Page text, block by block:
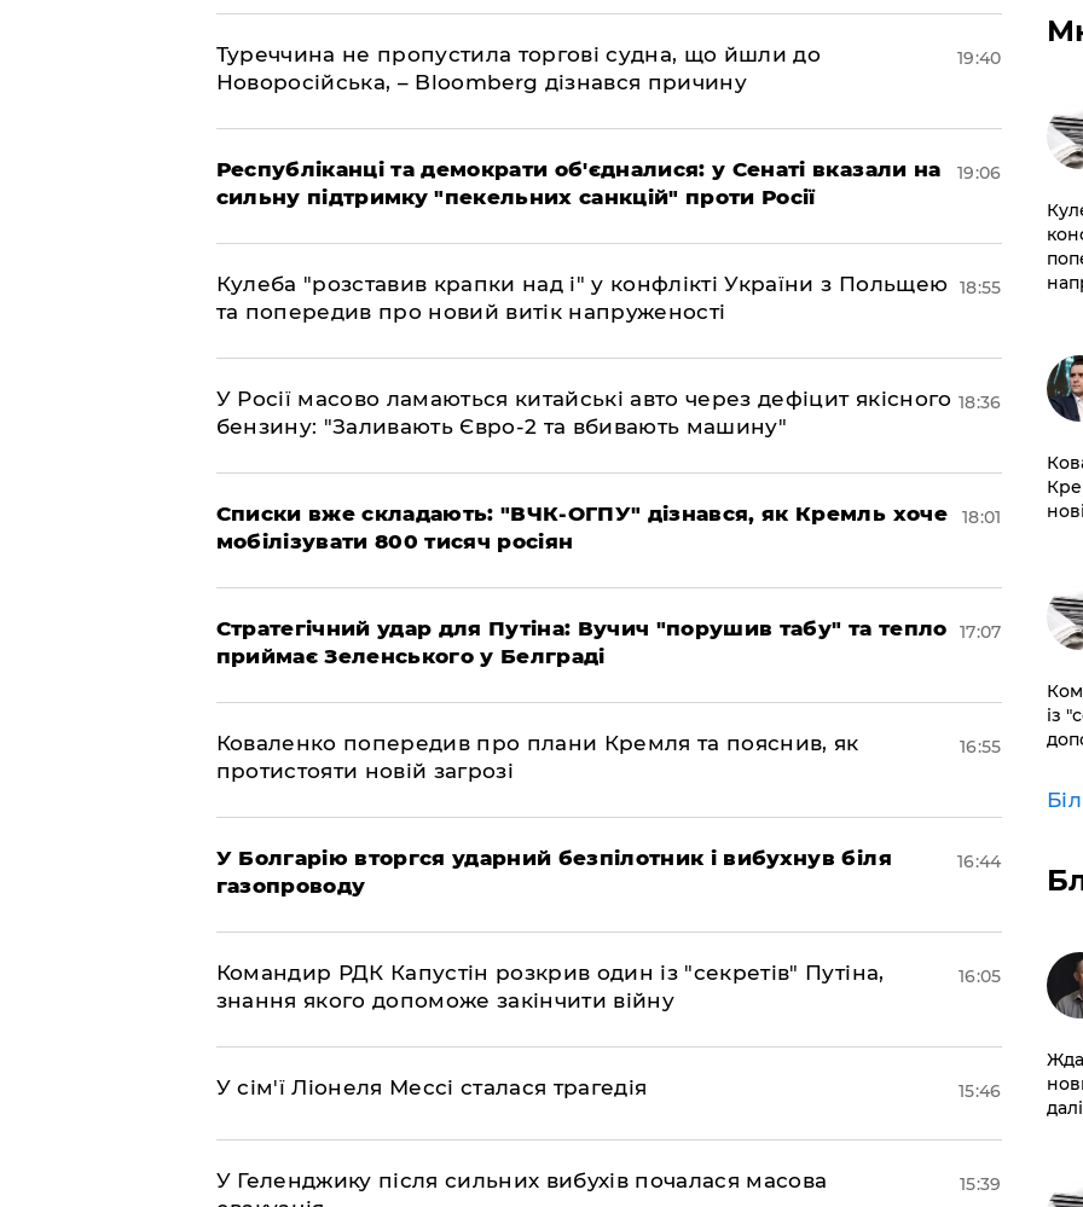
Туреччина не пропустила торгові судна, що йшли до
Новоросійська, – Bloomberg дізнався причину
19:40
Республіканці та демократи об'єдналися: у Сенаті вказали на
сильну підтримку "пекельних санкцій" проти Росії
19:06
Кулеба "розставив крапки над і" у конфлікті України з Польщею
та попередив про новий витік напруженості
18:55
У Росії масово ламаються китайські авто через дефіцит якісного
бензину: "Заливають Євро-2 та вбивають машину"
18:36
Списки вже складають: "ВЧК-ОГПУ" дізнався, як Кремль хоче
мобілізувати 800 тисяч росіян
18:01
Стратегічний удар для Путіна: Вучич "порушив табу" та тепло
приймає Зеленського у Белграді
17:07
Коваленко попередив про плани Кремля та пояснив, як
протистояти новій загрозі
16:55
У Болгарію вторгся ударний безпілотник і вибухнув біля
газопроводу
16:44
Командир РДК Капустін розкрив один із "секретів" Путіна,
знання якого допоможе закінчити війну
16:05
У сім'ї Ліонеля Мессі сталася трагедія 15:46
У Геленджику після сильних вибухів почалася масова
15:39
із
далі